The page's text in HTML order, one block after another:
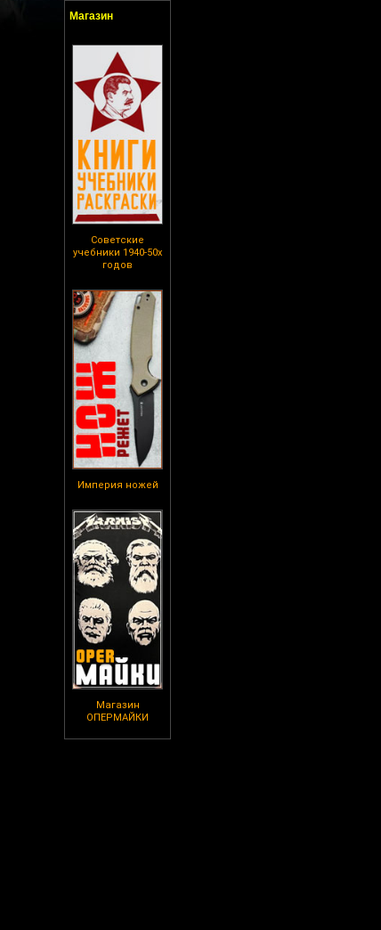
Магазин
Советские
учебники 1940-50х
годов
Империя ножей
Магазин
ОПЕРМАЙКИ